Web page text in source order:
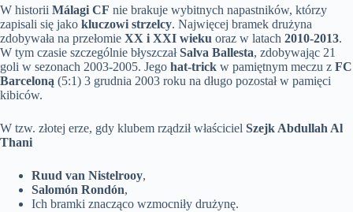
W historii Málagi CF nie brakuje wybitnych napastników, którzy
zapisali się jako kluczowi strzelcy. Najwięcej bramek drużyna
zdobywała na przełomie XX i XXI wieku oraz w latach 2010-2013.
W tym czasie szczególnie błyszczałSalva Ballesta, zdobywając 21
goli w sezonach 2003-2005. Jego hat-trick w pamiętnym meczu z FC
Barceloną (5:1) 3 grudnia 2003 roku na długo pozostał w pamięci
kibiców.
W tzw. złotej erze, gdy klubem rządził właściciel Szejk Abdullah Al
Thani
Ruud van Nistelrooy,
Salomón Rondón,
Ich bramki znacząco wzmocniły drużynę.